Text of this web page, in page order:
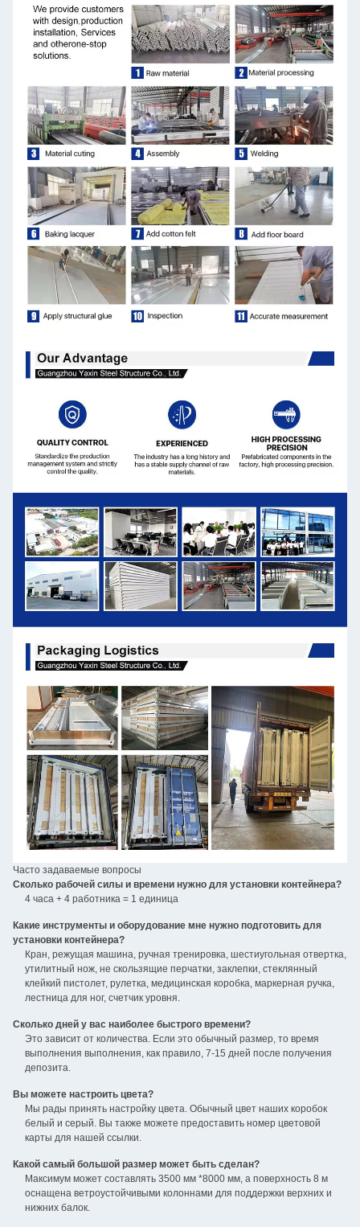
Часто задаваемые вопросы
Сколько рабочей силы и времени нужно для установки контейнера?
4 часа + 4 работника = 1 единица
Какие инструменты и оборудование мне нужно подготовить для
установки контейнера?
Кран, режущая машина, ручная тренировка, шестиугольная отвертка,
утилитный нож, не скользящие перчатки, заклепки, стеклянный
клейкий пистолет, рулетка, медицинская коробка, маркерная ручка,
лестница для ног, счетчик уровня.
Сколько дней у вас наиболее быстрого времени?
Это зависит от количества. Если это обычный размер, то время
выполнения выполнения, как правило, 7-15 дней после получения
депозита.
Вы можете настроить цвета?
Мы рады принять настройку цвета. Обычный цвет наших коробок
белый и серый. Вы также можете предоставить номер цветовой
карты для нашей ссылки.
Какой самый большой размер может быть сделан?
Максимум может составлять 3500 мм *8000 мм, а поверхность 8 м
оснащена ветроустойчивыми колоннами для поддержки верхних и
нижних балок.